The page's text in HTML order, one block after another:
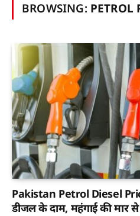
BROWSING: PETROL
Pakistan Petrol Diesel
डीजल के दाम, महंगाई की मार